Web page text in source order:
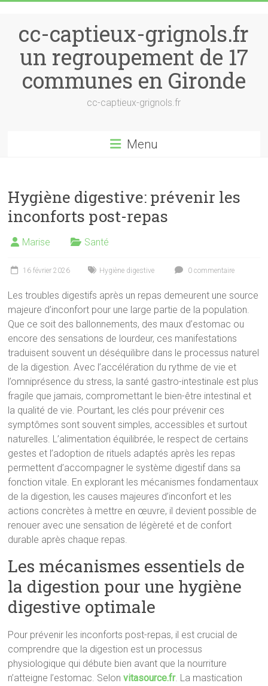
cc-captieux-grignols.fr
un regroupement de 17
communes en Gironde
cc-captieux-grignols.fr
Menu
Hygiène digestive: prévenir les
inconforts post-repas
Marise Santé
16 février 2026 Hygiène digestive 0 commentaire
Les troubles digestifs après un repas demeurent une source
majeure d’inconfort pour une large partie de la population.
Que ce soit des ballonnements, des maux d’estomac ou
encore des sensations de lourdeur, ces manifestations
traduisent souvent un déséquilibre dans le processus naturel
de la digestion. Avec l’accélération du rythme de vie et
l’omniprésence du stress, la santé gastro-intestinale est plus
fragile que jamais, compromettant le bien-être intestinal et
la qualité de vie. Pourtant, les clés pour prévenir ces
symptômes sont souvent simples, accessibles et surtout
naturelles. L’alimentation équilibrée, le respect de certains
gestes et l’adoption de rituels adaptés après les repas
permettent d’accompagner le système digestif dans sa
fonction vitale. En explorant les mécanismes fondamentaux
de la digestion, les causes majeures d’inconfort et les
actions concrètes à mettre en œuvre, il devient possible de
renouer avec une sensation de légèreté et de confort
durable après chaque repas.
Les mécanismes essentiels de
la digestion pour une hygiène
digestive optimale
Pour prévenir les inconforts post-repas, il est crucial de
comprendre que la digestion est un processus
physiologique qui débute bien avant que la nourriture
n’atteigne l’estomac. Selonvitasource.fr. La mastication